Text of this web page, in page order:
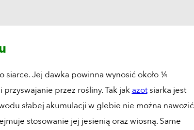
siarce. Jej dawka powinna wynosić około ¼
przez rośliny. Tak jak azotsiarka jest
słabej akumulacji w glebie nie można nawozić
stosowanie jej jesienią oraz wiosną. Same